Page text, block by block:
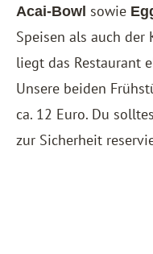
Acai-Bowl sowie
Speisen als auch der
liegt das Restaurant
Unsere beiden
ca. 12 Euro. Du
zur Sicherheit